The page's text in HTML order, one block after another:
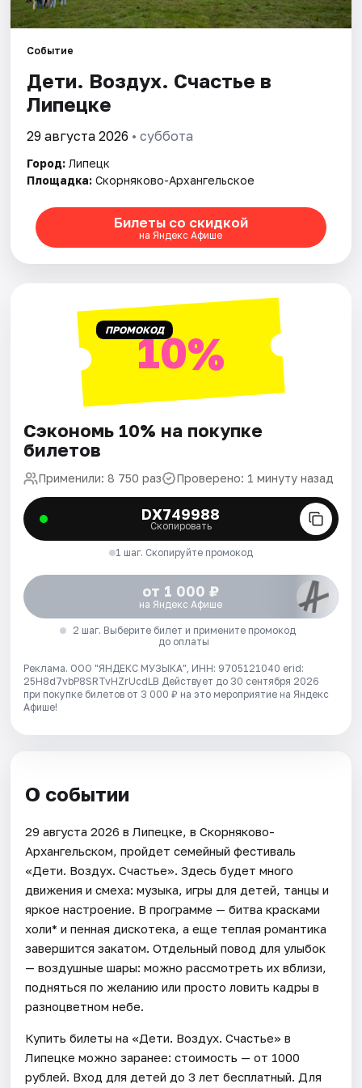
Артисты
Событие
Дети. Воздух. Счастье в
Липецке
29 августа 2026 • суббота
Город: Липецк
Площадка: Скорняково-Архангельское
Билеты со скидкой
на Яндекс Афише
ПРОМОКОД10%
Сэкономь 10% на покупке
билетов
Применили: 8 750 раз Проверено: 1 минуту назад
DX749988
Скопировать
1 шаг. Скопируйте промокод
от 1 000 ₽
на Яндекс Афише
2 шаг. Выберите билет и примените промокод
до оплаты
Реклама. ООО "ЯНДЕКС МУЗЫКА", ИНН: 9705121040 erid:
25H8d7vbP8SRTvHZrUcdLB Действует до 30 сентября 2026
при покупке билетов от 3 000 ₽ на это мероприятие на Яндекс
Афише!
О событии
29 августа 2026 в Липецке, в Скорняково-
Архангельском, пройдет семейный фестиваль
«Дети. Воздух. Счастье». Здесь будет много
движения и смеха: музыка, игры для детей, танцы и
яркое настроение. В программе — битва красками
холи* и пенная дискотека, а еще теплая романтика
завершится закатом. Отдельный повод для улыбок
— воздушные шары: можно рассмотреть их вблизи,
подняться по желанию или просто ловить кадры в
разноцветном небе.
Купить билеты на «Дети. Воздух. Счастье» в
Липецке можно заранее: стоимость — от 1000
рублей. Вход для детей до 3 лет бесплатный. Для